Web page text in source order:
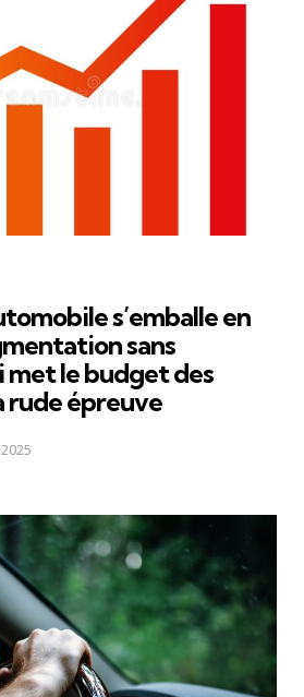
s’emballe en
sans
le budget des
rude épreuve